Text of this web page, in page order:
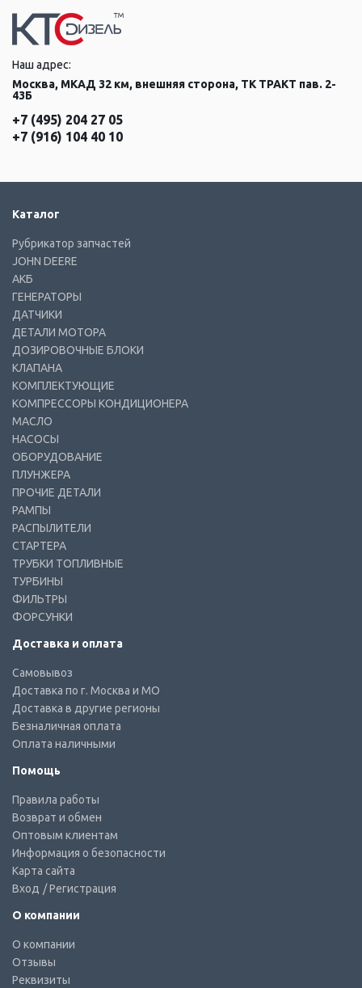
Наш адрес:
Москва, МКАД 32 км, внешняя сторона, ТК ТРАКТ пав. 2-
43Б
+7 (495) 204 27 05
+7 (916) 104 40 10
Каталог
Рубрикатор запчастей
JOHN DEERE
АКБ
ГЕНЕРАТОРЫ
ДАТЧИКИ
ДЕТАЛИ МОТОРА
ДОЗИРОВОЧНЫЕ БЛОКИ
КЛАПАНА
КОМПЛЕКТУЮЩИЕ
КОМПРЕССОРЫ КОНДИЦИОНЕРА
МАСЛО
НАСОСЫ
ОБОРУДОВАНИЕ
ПЛУНЖЕРА
ПРОЧИЕ ДЕТАЛИ
РАМПЫ
РАСПЫЛИТЕЛИ
СТАРТЕРА
ТРУБКИ ТОПЛИВНЫЕ
ТУРБИНЫ
ФИЛЬТРЫ
ФОРСУНКИ
Доставка и оплата
Самовывоз
Доставка по г. Москва и МО
Доставка в другие регионы
Безналичная оплата
Оплата наличными
Помощь
Правила работы
Возврат и обмен
Оптовым клиентам
Информация о безопасности
Карта сайта
Вход / Регистрация
О компании
О компании
Отзывы
Реквизиты